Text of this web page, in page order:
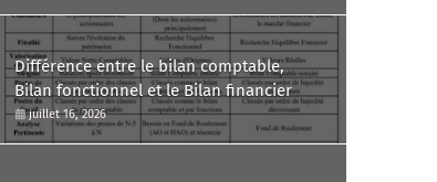
Différence entre le bilan comptable,
Bilan fonctionnel et le Bilan financier
juillet 16, 2026